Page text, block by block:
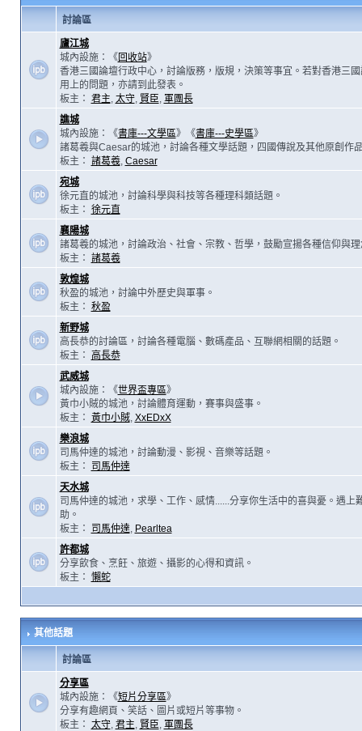
討論區
廬江城
城內設施：《回收站》
香港三國論壇行政中心，討論版務，版規，決策等事宜。若對香港三
用上的問題，亦請到此發表。
板主： 君主, 太守, 賢臣, 軍團長
譙城
城內設施：《書庫---文學區》《書庫---史學區》
諸葛羲與Caesar的城池，討論各種文學話題，四國傳說及其他原創作
板主： 諸葛羲, Caesar
宛城
徐元直的城池，討論科學與科技等各種理科類話題。
板主： 徐元直
襄陽城
諸葛羲的城池，討論政治、社會、宗教、哲學，鼓勵宣揚各種信仰與理
板主： 諸葛羲
敦煌城
秋盈的城池，討論中外歷史與軍事。
板主： 秋盈
新野城
高長恭的討論區，討論各種電腦、數碼產品、互聯網相關的話題。
板主：
高長恭
武威城
城內設施：《世界盃專區》
黃巾小賊的城池，討論體育運動，賽事與盛事。
板主： 黃巾小賊, XxEDxX
樂浪城
司馬仲達的城池，討論動漫、影視、音樂等話題。
板主：
司馬仲達
天水城
司馬仲達的城池，求學、工作、感情......分享你生活中的喜與憂。遇上
助。
板主：
司馬仲達, Pearltea
許都城
分享飲食、烹飪、旅遊、攝影的心得和資訊。
板主： 懶蛇
其他話題
討論區
分享區
城內設施：《短片分享區》
分享有趣網頁、笑話、圖片或短片等事物。
板主： 太守, 君主, 賢臣, 軍團長